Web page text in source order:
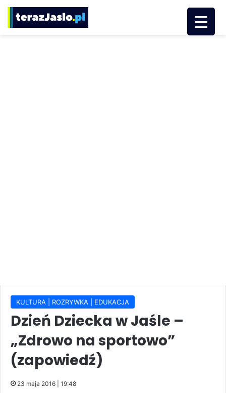
KULTURA | ROZRYWKA | EDUKACJA
Dzień Dziecka w Jaśle –
„Zdrowo na sportowo”
(zapowiedź)
23 maja 2016 | 19:48